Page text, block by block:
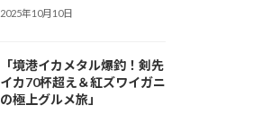
2025年10月10日
「境港イカメタル爆釣！剣先
イカ70杯超え＆紅ズワイガニ
の極上グルメ旅」